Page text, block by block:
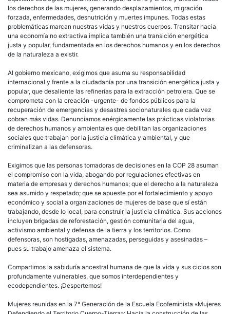
los derechos de las mujeres, generando desplazamientos, migración
forzada, enfermedades, desnutrición y muertes impunes. Todas estas
problemáticas marcan nuestras vidas y nuestros cuerpos. Transitar hacia
una economía no extractiva implica también una transición energética
justa y popular, fundamentada en los derechos humanos y en los derechos
de la naturaleza a existir.
Al gobierno mexicano, exigimos que asuma su responsabilidad
internacional y frente a la ciudadanía por una transición energética justa y
popular, que desaliente las refinerías para la extracción petrolera. Que se
comprometa con la creación -urgente- de fondos públicos para la
recuperación de emergencias y desastres socionaturales que cada vez
cobran más vidas. Denunciamos enérgicamente las prácticas violatorias
de derechos humanos y ambientales que debilitan las organizaciones
sociales que trabajan por la justicia climática y ambiental, y que
criminalizan a las defensoras.
Exigimos que las personas tomadoras de decisiones en la COP 28 asuman
el compromiso con la vida, abogando por regulaciones efectivas en
materia de empresas y derechos humanos; que el derecho a la naturaleza
sea asumido y respetado; que se apueste por el fortalecimiento y apoyo
económico y social a organizaciones de mujeres de base que sí están
trabajando, desde lo local, para construir la justicia climática. Sus acciones
incluyen brigadas de reforestación, gestión comunitaria del agua,
activismo ambiental y defensa de la tierra y los territorios. Como
defensoras, son hostigadas, amenazadas, perseguidas y asesinadas –
pues su trabajo amenaza el sistema.
Compartimos la sabiduría ancestral humana de que la vida y sus ciclos son
profundamente vulnerables, que somos interdependientes y
ecodependientes. ¡Despertemos!
Mujeres reunidas en la 7ª Generación de la Escuela Ecofeminista «Mujeres